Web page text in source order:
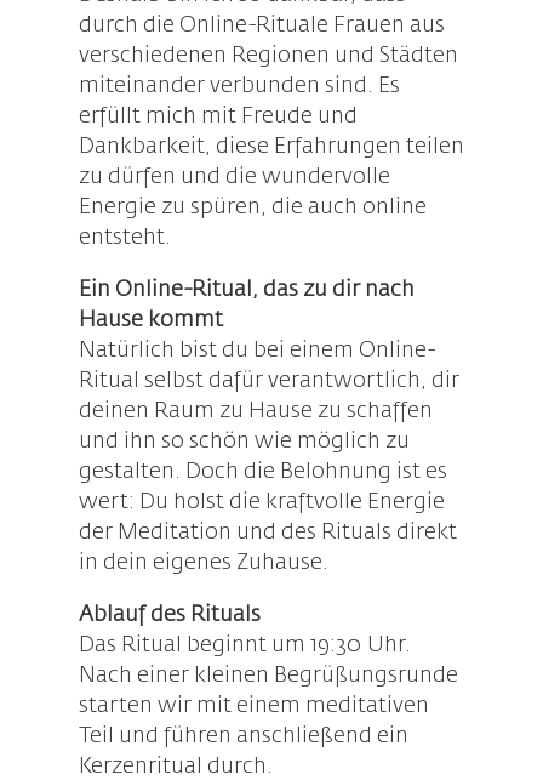
durch die Online-Rituale Frauen aus
verschiedenen Regionen und Städten
miteinander verbunden sind. Es
erfüllt mich mit Freude und
Dankbarkeit, diese Erfahrungen teilen
zu dürfen und die wundervolle
Energie zu spüren, die auch online
entsteht.
Ein Online-Ritual, das zu dir nach
Hause kommt
Natürlich bist du bei einem Online-
Ritual selbst dafür verantwortlich, dir
deinen Raum zu Hause zu schaffen
und ihn so schön wie möglich zu
gestalten. Doch die Belohnung ist es
wert: Du holst die kraftvolle Energie
der Meditation und des Rituals direkt
in dein eigenes Zuhause.
Ablauf des Rituals
Das Ritual beginnt um 19:30 Uhr.
Nach einer kleinen Begrüßungsrunde
starten wir mit einem meditativen
Teil und führen anschließend ein
Kerzenritual durch.